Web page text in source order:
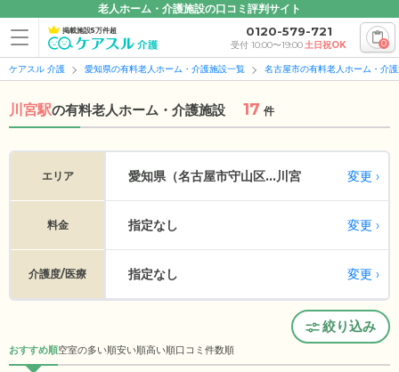
老人ホーム・介護施設の口コミ評判サイト
掲載施設5万件超 0120-579-721
受付 10:00〜19:00土日祝OK 0
ケアスル 介護 愛知県の有料老人ホーム・介護施設一覧 名古屋市の有料老人ホーム・介
川宮駅の有料老人ホーム・介護施設 17 件
エリア 愛知県（名古屋市守山区...川宮 変更
料金 指定なし 変更
介護度/医療 指定なし 変更
絞り込み
おすすめ順空室の多い順安い順高い順口コミ件数順